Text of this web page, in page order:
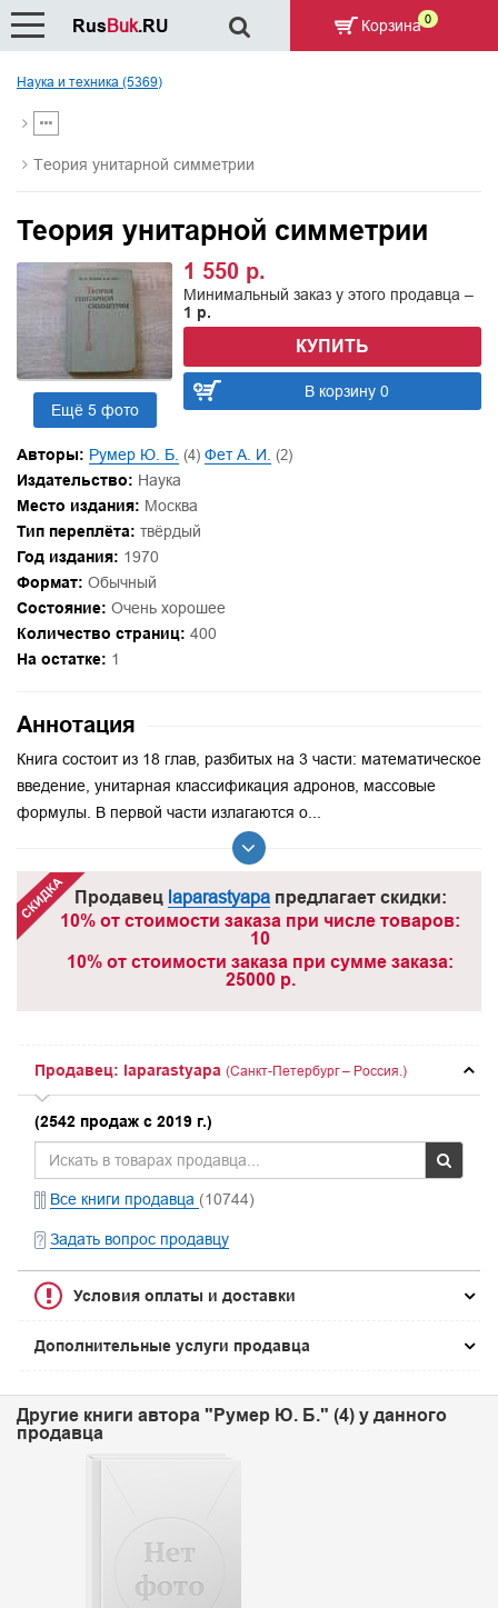
Наука и техника (5369)
Теория унитарной симметрии
Теория унитарной симметрии
Ещё 5 фото
1 550 р.
Минимальный заказ у этого продавца –
1 р.
КУПИТЬ
В корзину 0
Авторы: Румер Ю. Б. (4) Фет А. И. (2)
Издательство: Наука
Место издания: Москва
Тип переплёта: твёрдый
Год издания: 1970
Формат: Обычный
Состояние: Очень хорошее
Количество страниц: 400
На остатке: 1
Аннотация
Книга состоит из 18 глав, разбитых на 3 части: математическое
введение, унитарная классификация адронов, массовые
формулы. В первой части излагаются о...
Продавец laparastyapaпредлагает скидки:
10% от стоимости заказа при числе товаров:
10
10% от стоимости заказа при сумме заказа:
25000 р.
Продавец: laparastyapa (Санкт-Петербург – Россия.)
(2542 продаж с 2019 г.)
Все книги продавца (10744)
Задать вопрос продавцу
Условия оплаты и доставки
Дополнительные услуги продавца
Другие книги автора "Румер Ю. Б." (4) у данного
продавца
RusBuk.RU Корзина 0